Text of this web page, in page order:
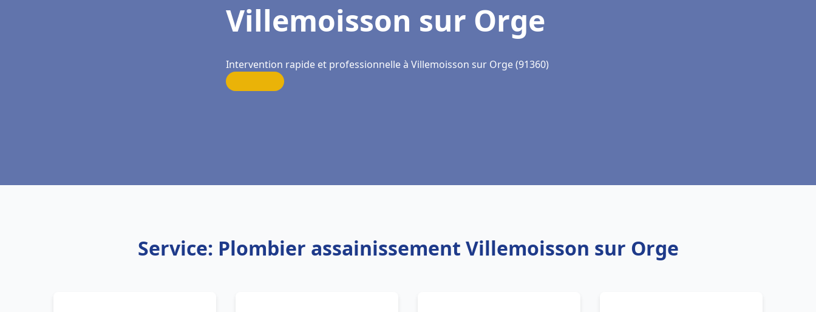
Villemoisson sur Orge
Intervention rapide et professionnelle à Villemoisson sur Orge (91360)
Service: Plombier assainissement Villemoisson sur Orge